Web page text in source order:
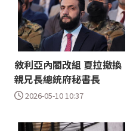
敘利亞內閣改組 夏拉撤換
親兄長總統府秘書長
2026-05-10 10:37